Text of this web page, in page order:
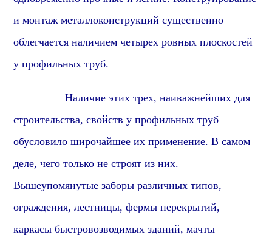
и монтаж металлоконструкций существенно
облегчается наличием четырех ровных плоскостей
упрофильных труб.
Наличие этих трех, наиважнейших для
строительства, свойств у профильных труб
обусловило широчайшее их применение. В самом
деле, чего только не строят из них.
Вышеупомянутые заборы различных типов,
ограждения, лестницы, фермы перекрытий,
каркасы быстровозводимых зданий, мачты